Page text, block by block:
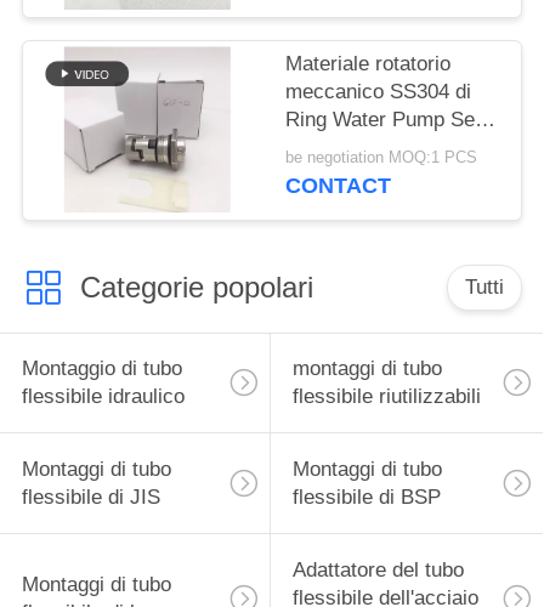
Materiale rotatorio
meccanico SS304 di
Ring Water Pump Seal
12mm
be negotiation MOQ:1 PCS
CONTACT
Categorie popolari Tutti
Montaggio di tubo
flessibile idraulico
montaggi di tubo
flessibile riutilizzabili
Montaggi di tubo
flessibile di JIS
Montaggi di tubo
flessibile di BSP
Montaggi di tubo
Adattatore del tubo
flessibile dell'acciaio